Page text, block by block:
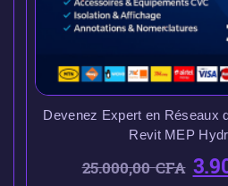
Devenez Expert en Réseaux
Revit MEP
25.000,00CFA